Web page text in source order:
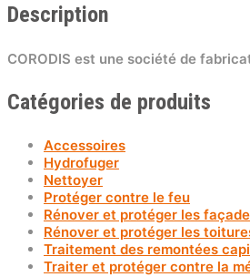
Description
CORODIS est une société de
Catégories de produits
Accessoires
Hydrofuger
Nettoyer
Protéger contre le feu
Rénover et protéger les
Rénover et protéger les
Traitement des remontées
Traiter et protéger contre la